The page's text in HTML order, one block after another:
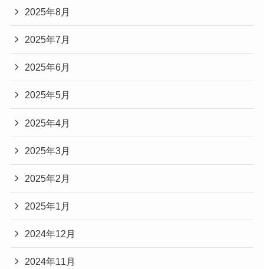
2025年8月
2025年7月
2025年6月
2025年5月
2025年4月
2025年3月
2025年2月
2025年1月
2024年12月
2024年11月